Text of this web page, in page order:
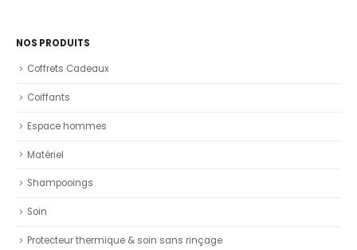
NOS PRODUITS
Coffrets Cadeaux
Coiffants
Espace hommes
Matériel
Shampooings
Soin
Protecteur thermique & soin sans rinçage